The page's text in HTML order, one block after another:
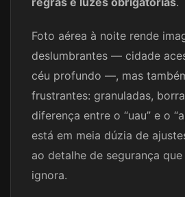
Foto aérea à noite rende
deslumbrantes — cidade
céu profundo —, mas
frustrantes: granuladas,
diferença entre o “uau” e o
está em meia dúzia de
ao detalhe de segurança
ignora.